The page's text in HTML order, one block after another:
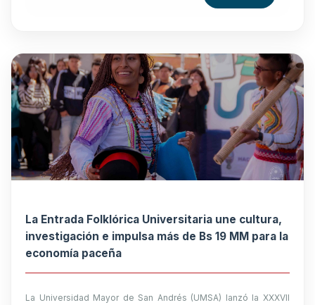
La Entrada Folklórica Universitaria une cultura,
investigación e impulsa más de Bs 19 MM para la
economía paceña
La Universidad Mayor de San Andrés (UMSA) lanzó la XXXVII